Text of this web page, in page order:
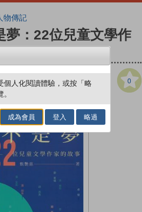
物傳記
夢：22位兒童文學作
0
個人化閱讀體驗，或按「略
成為會員 登入 略過